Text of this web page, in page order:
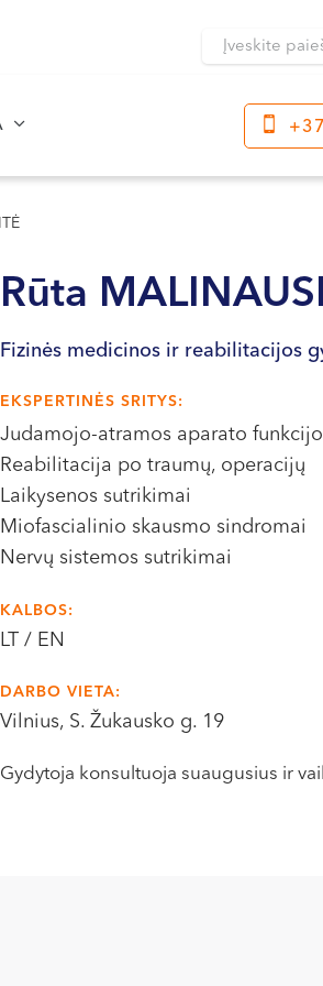
Dragūnų g. 2
I-V 08:00 - 20:00
Naujoji Uosto g. 9
Darbo laikas:
I-V 08:00 - 20:00
VI 09:00 - 15:00
I-V
Rūta
Fizinės medicinos ir reabilitacijos
EKSPERTINĖS SRITYS:
Judamojo-atramos aparato
Reabilitacija po traumų, operacijų
Laikysenos sutrikimai
Miofascialinio skausmo sindromai
Nervų sistemos sutrikimai
KALBOS:
LT / EN
DARBO VIETA:
Vilnius, S. Žukausko g. 19
Gydytoja konsultuoja suaugusius ir